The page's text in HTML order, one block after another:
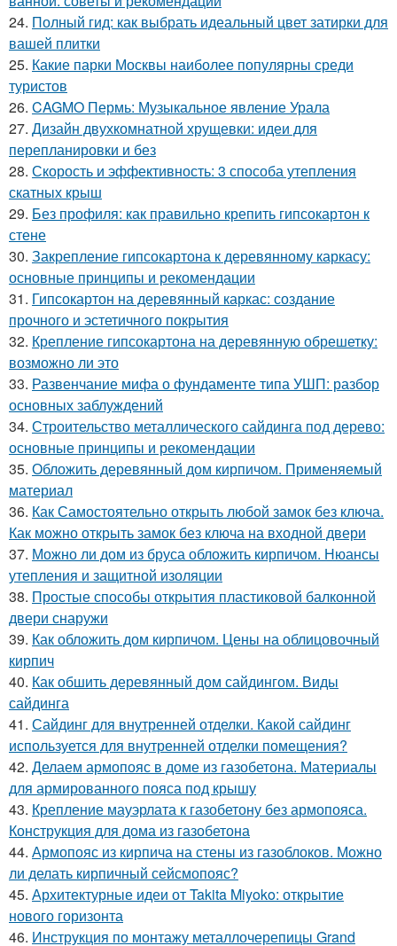
24. Полный гид: как выбрать идеальный цвет затирки для
вашей плитки
25. Какие парки Москвы наиболее популярны среди
туристов
26. CAGMO Пермь: Музыкальное явление Урала
27. Дизайн двухкомнатной хрущевки: идеи для
перепланировки и без
28. Скорость и эффективность: 3 способа утепления
скатных крыш
29. Без профиля: как правильно крепить гипсокартон к
стене
30. Закрепление гипсокартона к деревянному каркасу:
основные принципы и рекомендации
31. Гипсокартон на деревянный каркас: создание
прочного и эстетичного покрытия
32. Крепление гипсокартона на деревянную обрешетку:
возможно ли это
33. Развенчание мифа о фундаменте типа УШП: разбор
основных заблуждений
34. Строительство металлического сайдинга под дерево:
основные принципы и рекомендации
35. Обложить деревянный дом кирпичом. Применяемый
материал
36. Как Самостоятельно открыть любой замок без ключа.
Как можно открыть замок без ключа на входной двери
37. Можно ли дом из бруса обложить кирпичом. Нюансы
утепления и защитной изоляции
38. Простые способы открытия пластиковой балконной
двери снаружи
39. Как обложить дом кирпичом. Цены на облицовочный
кирпич
40. Как обшить деревянный дом сайдингом. Виды
сайдинга
41. Сайдинг для внутренней отделки. Какой сайдинг
используется для внутренней отделки помещения?
42. Делаем армопояс в доме из газобетона. Материалы
для армированного пояса под крышу
43. Крепление мауэрлата к газобетону без армопояса.
Конструкция для дома из газобетона
44. Армопояс из кирпича на стены из газоблоков. Можно
ли делать кирпичный сейсмопояс?
45. Архитектурные идеи от Takita Miyoko: открытие
нового горизонта
46. Инструкция по монтажу металлочерепицы Grand